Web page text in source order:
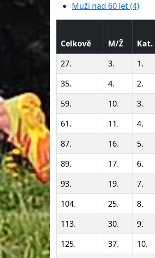
Muži nad 60 let (4)
Celkově M/Ž Kat.
27.
3. 1.
35.
4. 2.
59.
10. 3.
61.
11. 4.
87.
16. 5.
89.
17. 6.
93.
19. 7.
104.
25. 8.
113.
30. 9.
125.
37. 10.